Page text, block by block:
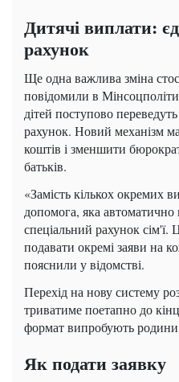
Дитячі виплати:
рахунок
Ще одна важлива зміна
повідомили в
дітей поступово
рахунок. Новий механізм
коштів і зменшити
батьків.
«Замість кількох окремих
допомога, яка
спеціальний рахунок сім'ї.
подавати окремі заяви на
пояснили у відомстві.
Перехід на нову систему
триватиме поетапно до
формат випробують родини
Як подати заявку